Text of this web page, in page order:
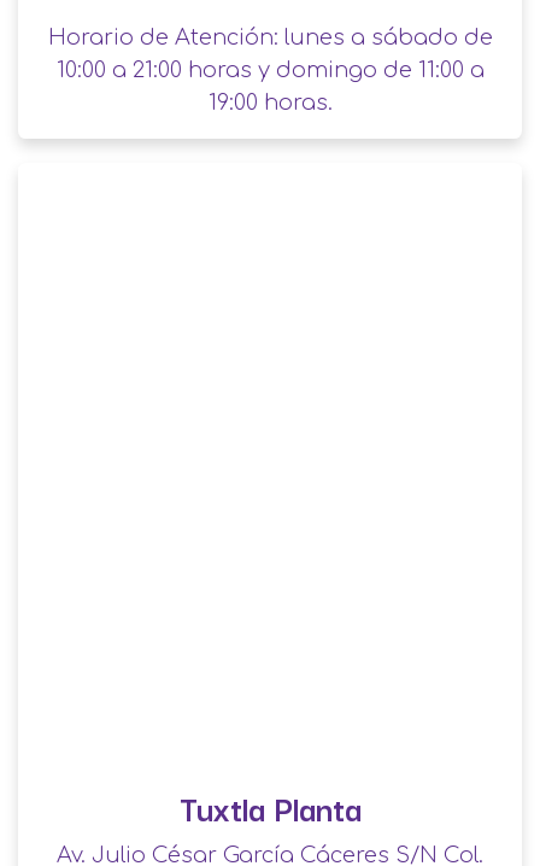
Horario de Atención: lunes a sábado​ de
10:00 a 21:00 horas y domingo de 11:00 a
19:00 horas.
Tuxtla Planta
Av. Julio César García Cáceres S/N Col.